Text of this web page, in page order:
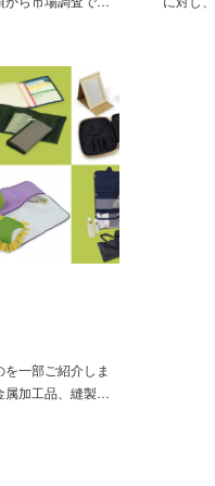
一部ご紹介しま
属加工品、縫製…